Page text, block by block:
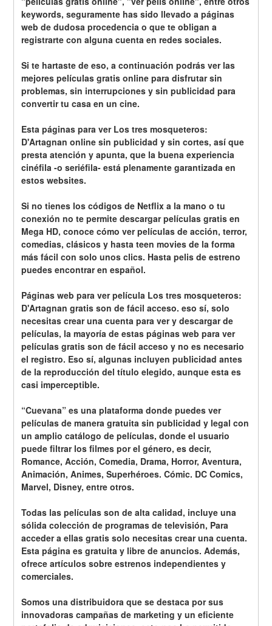
keywords, seguramente has sido llevado a páginas
web de dudosa procedencia o que te obligan a
registrarte con alguna cuenta en redes sociales.
Si te hartaste de eso, a continuación podrás ver las
mejores películas gratis online para disfrutar sin
problemas, sin interrupciones y sin publicidad para
convertir tu casa en un cine.
Esta páginas para ver Los tres mosqueteros:
D'Artagnan online sin publicidad y sin cortes, así que
presta atención y apunta, que la buena experiencia
cinéfila -o seriéfila- está plenamente garantizada en
estos websites.
Si no tienes los códigos de Netflix a la mano o tu
conexión no te permite descargar películas gratis en
Mega HD, conoce cómo ver películas de acción, terror,
comedias, clásicos y hasta teen movies de la forma
más fácil con solo unos clics. Hasta pelis de estreno
puedes encontrar en español.
Páginas web para ver película Los tres mosqueteros:
D'Artagnan gratis son de fácil acceso. eso sí, solo
necesitas crear una cuenta para ver y descargar de
películas, la mayoría de estas páginas web para ver
películas gratis son de fácil acceso y no es necesario
el registro. Eso sí, algunas incluyen publicidad antes
de la reproducción del título elegido, aunque esta es
casi imperceptible.
“Cuevana” es una plataforma donde puedes ver
películas de manera gratuita sin publicidad y legal con
un amplio catálogo de películas, donde el usuario
puede filtrar los filmes por el género, es decir,
Romance, Acción, Comedia, Drama, Horror, Aventura,
Animación, Animes, Superhéroes. Cómic. DC Comics,
Marvel, Disney, entre otros.
Todas las películas son de alta calidad, incluye una
sólida colección de programas de televisión, Para
acceder a ellas gratis solo necesitas crear una cuenta.
Esta página es gratuita y libre de anuncios. Además,
ofrece artículos sobre estrenos independientes y
comerciales.
Somos una distribuidora que se destaca por sus
innovadoras campañas de marketing y un eficiente